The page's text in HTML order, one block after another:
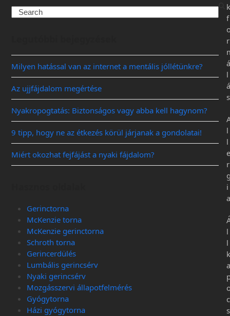
Milyen hatással van az internet a mentális jóllétünkre?
Az ujjfájdalom megértése
Nyakropogtatás: Biztonságos vagy abba kell hagynom?
9 tipp, hogy ne az étkezés körül járjanak a gondolatai!
Miért okozhat fejfájást a nyaki fájdalom?
Gerinctorna
McKenzie torna
McKenzie gerinctorna
Schroth torna
Gerincerdülés
Lumbális gerincsérv
Nyaki gerincsérv
Mozgásszervi állapotfelmérés
Gyógytorna
Házi gyógytorna
k
f
r
á
l
á
s
l
l
e
r
i
a
l
l
k
a
c
s